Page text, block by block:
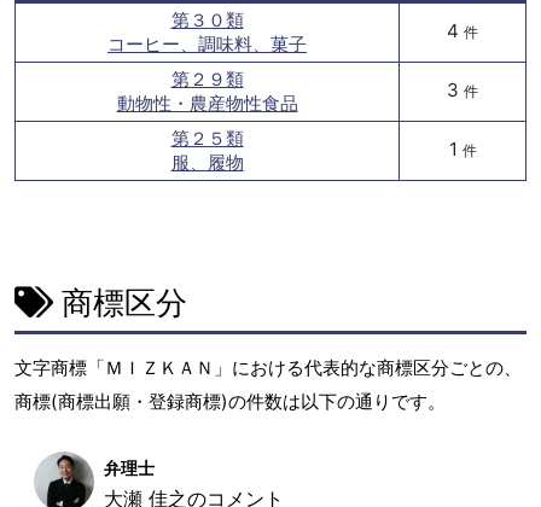
第３０類
コーヒー、調味料、菓子
4 件
第２９類
動物性・農産物性食品
3 件
第２５類
服、履物
1 件
商標区分
文字商標「ＭＩＺＫＡＮ」における代表的な商標区分ごとの、
商標(商標出願・登録商標)の件数は以下の通りです。
弁理士
大瀬 佳之のコメント